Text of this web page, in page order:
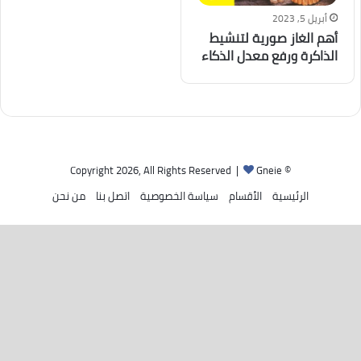
أبريل 5, 2023
أهم الغاز صورية لتنشيط
الذاكرة ورفع معدل الذكاء
© Copyright 2026, All Rights Reserved |
Gneie
الرئيسية الأقسام سياسة الخصوصية اتصل بنا من نحن